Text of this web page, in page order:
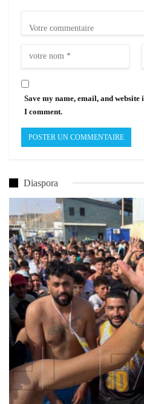
Save my name, email, and
I comment.
Diaspora